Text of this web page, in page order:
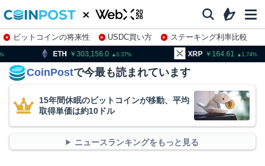
ビットコインの将来性 USDC買い方
ステーキング利率比較
株特集・関連銘柄
303,156.0 0.37 XRP 1.74 BNB
CoinPostで今最も読まれています
15年間休眠のビットコインが移動、平均
取得単価は約10ドル
ニュースランキングをもっと見る